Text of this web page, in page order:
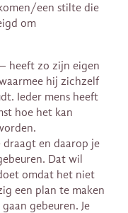
een stilte die
om
heeft zo zijn eigen
hij zichzelf
Ieder mens heeft
hoe het kan
en daarop je
Dat wil
omdat het niet
een plan te maken
gebeuren. Je